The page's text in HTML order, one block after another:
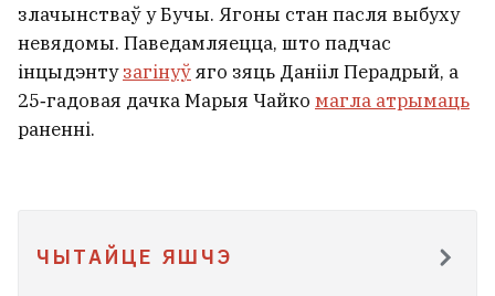
злачынстваў у Бучы. Ягоны стан пасля выбуху
невядомы. Паведамляецца, што падчас
інцыдэнтузагінуўяго зяць Данііл Перадрый, а
25‑гадовая дачка Марыя Чайко магла атрымаць
раненні.
ЧЫТАЙЦЕ ЯШЧЭ